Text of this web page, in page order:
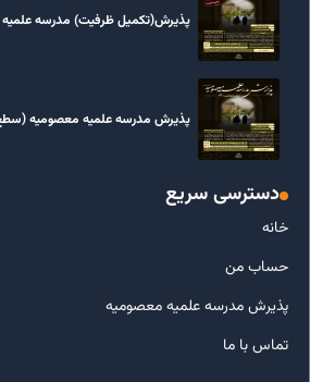
پذیرش(تکمیل ظرفیت) مدرسه
پذیرش مدرسه علمیه معصومیه‌
دسترسی سریع
خانه
حساب من
پذیرش مدرسه علمیه معصومیه
تماس با ما